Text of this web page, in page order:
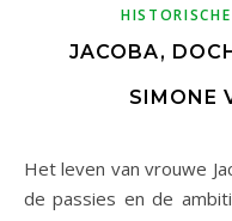
JACOBA,
SIMONE
Het leven van vrouwe Jacoba heeft zich afgespeeld tussen
de passies en de